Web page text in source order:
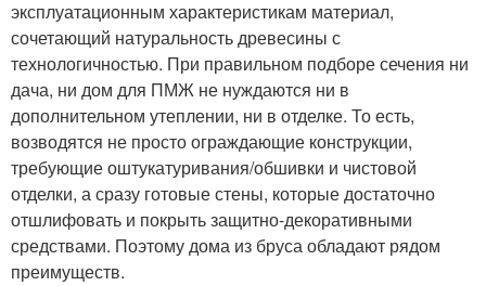
эксплуатационным характеристикам материал,
сочетающий натуральность древесины с
технологичностью. При правильном подборе сечения ни
дача, ни дом для ПМЖ не нуждаются ни в
дополнительном утеплении, ни в отделке. То есть,
возводятся не просто ограждающие конструкции,
требующие оштукатуривания/обшивки и чистовой
отделки, а сразу готовые стены, которые достаточно
отшлифовать и покрыть защитно-декоративными
средствами. Поэтому дома из бруса обладают рядом
преимуществ.